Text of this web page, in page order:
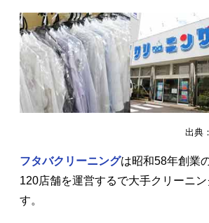
出典：
フタバクリーニングは昭和58年創業
120店舗を運営するで大手クリーニ
す。